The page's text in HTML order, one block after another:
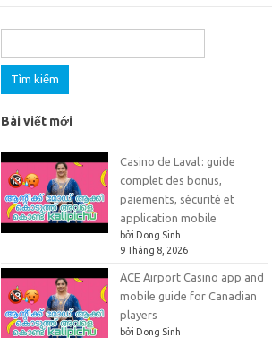
kiếm
cho:
Bài viết mới
Casino de Laval : guide
complet des bonus,
paiements, sécurité et
application mobile
bởi Dong Sinh
9 Tháng 8, 2026
ACE Airport Casino app and
mobile guide for Canadian
players
bởi Dong Sinh